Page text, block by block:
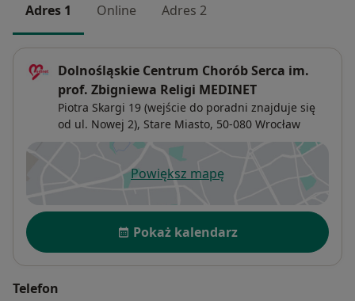
Adres 1 Online Adres 2
Dolnośląskie Centrum Chorób Serca im.
prof. Zbigniewa Religi MEDINET
Piotra Skargi 19 (wejście do poradni znajduje się
od ul. Nowej 2), Stare Miasto, 50-080 Wrocław
Powiększ mapęotwiera się w nowej karcie
Dostępność
Pokaż kalendarz
Telefon